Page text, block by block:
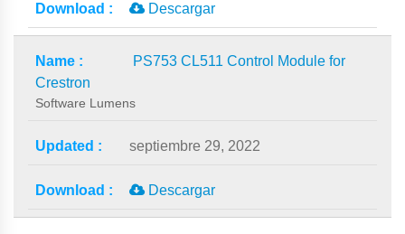
Descargar
PS753 CL511 Control Module for
Crestron
Software Lumens
septiembre 29, 2022
Descargar